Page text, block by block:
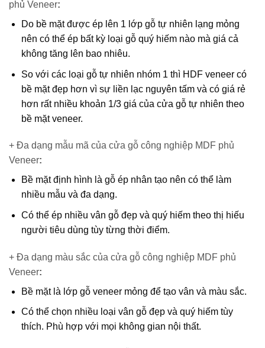
phủ Veneer:
Do bề mặt được ép lên 1 lớp gỗ tự nhiên lạng mỏng
nên có thể ép bất kỳ loại gỗ quý hiếm nào mà giá cả
không tăng lên bao nhiêu.
So với các loại gỗ tự nhiên nhóm 1 thì HDF veneer có
bề mặt đẹp hơn vì sự liền lạc nguyên tấm và có giá rẻ
hơn rất nhiều khoản 1/3 giá của cửa gỗ tự nhiên theo
bề mặt veneer.
+ Đa dạng mẫu mã của cửa gỗ công nghiệp MDF phủ
Veneer:
Bề mặt định hình là gỗ ép nhân tạo nên có thể làm
nhiều mẫu và đa dạng.
Có thể ép nhiều vân gỗ đẹp và quý hiếm theo thị hiếu
người tiêu dùng tùy từng thời điểm.
+ Đa dạng màu sắc của cửa gỗ công nghiệp MDF phủ
Veneer:
Bề mặt là lớp gỗ veneer mỏng để tạo vân và màu sắc.
Có thể chọn nhiều loại vân gỗ đẹp và quý hiếm tùy
thích. Phù hợp với mọi không gian nội thất.